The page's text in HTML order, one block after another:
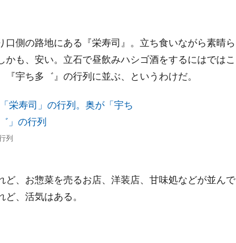
側の路地にある『栄寿司』。立ち食いながら素晴ら
も、安い。立石で昼飲みハシゴ酒をするにはではこ
宇ち多゛』の行列に並ぶ、というわけだ。
列
、お惣菜を売るお店、洋装店、甘味処などが並んで
、活気はある。